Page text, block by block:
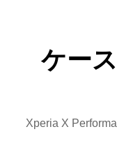
ケー
Xperia X